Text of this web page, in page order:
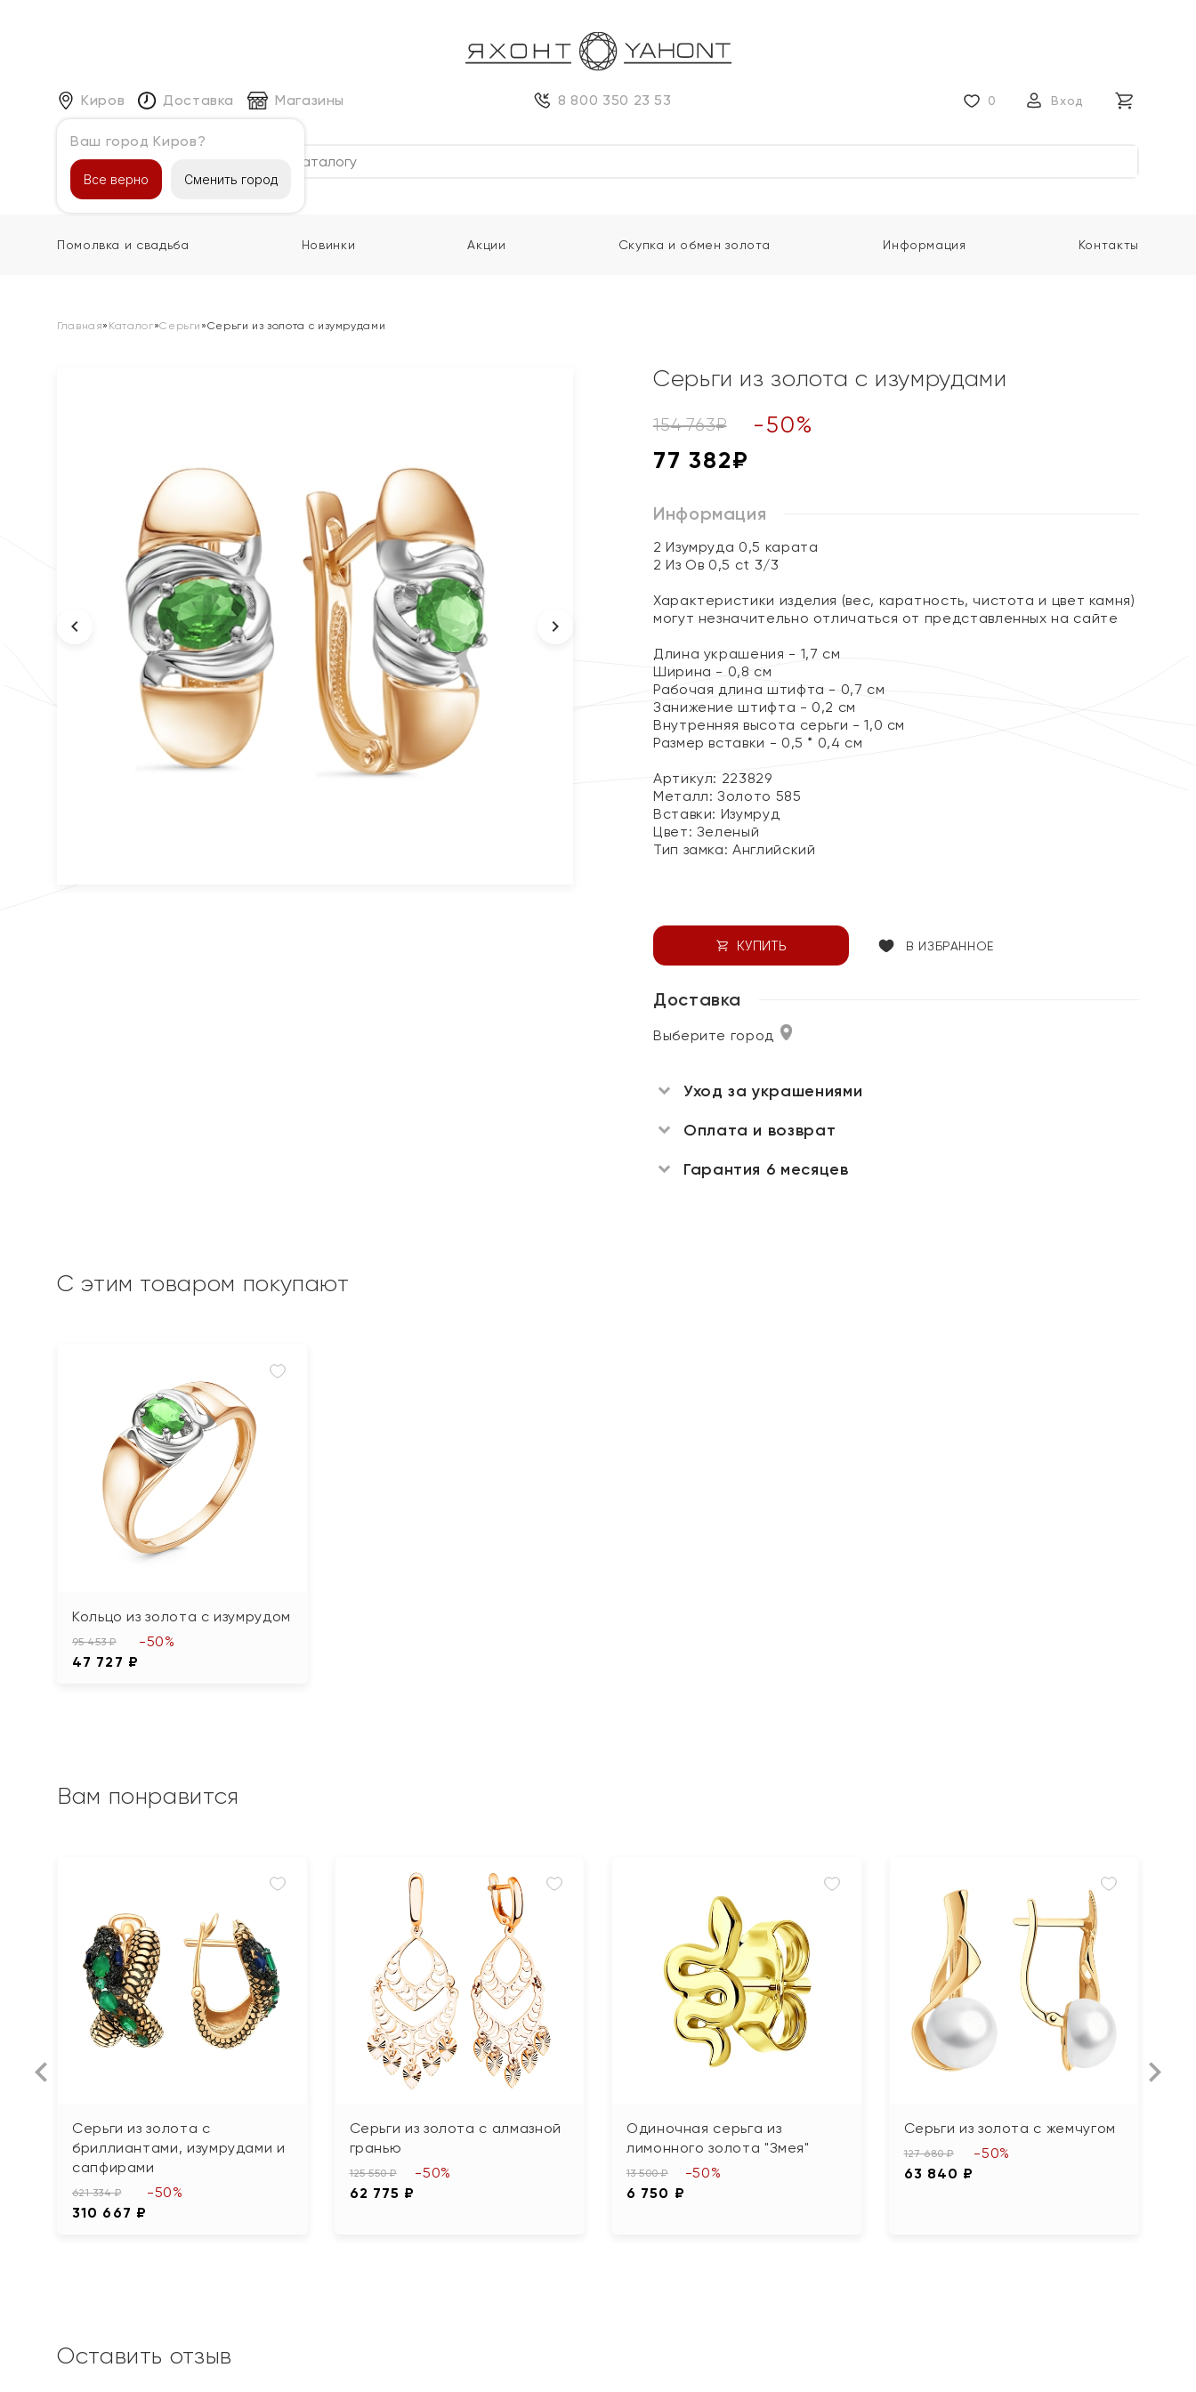
Киров
Ваш город Киров?
Все верно Сменить город
Доставка Магазины 8 800 350 23 53 0 Вход
Каталог
Помолвка и свадьба Новинки Акции Скупка и обмен золота Информация Контакты
Главная» Каталог»Серьги »Серьги из золота с изумрудами
Серьги из золота с изумрудами
154 763₽ -50%
77 382₽
Информация
2 Изумруда 0,5 карата
2 Из Ов 0,5 ct 3/3
Характеристики изделия (вес, каратность, чистота и цвет камня)
могут незначительно отличаться от представленных на сайте
Длина украшения - 1,7 см
Ширина - 0,8 см
Рабочая длина штифта - 0,7 см
Занижение штифта - 0,2 см
Внутренняя высота серьги - 1,0 см
Размер вставки - 0,5 * 0,4 см
Артикул: 223829
Металл:Золото 585
Вставки: Изумруд
Цвет: Зеленый
Тип замка:Английский
КУПИТЬ В ИЗБРАННОЕ
Доставка
Выберите город
Уход за украшениями
Оплата и возврат
Гарантия 6 месяцев
С этим товаром покупают
Кольцо из золота с изумрудом
95 453 ₽
47 727 ₽
-50%
Вам понравится
Серьги из золота с
бриллиантами, изумрудами и
сапфирами
621 334 ₽
310 667 ₽
-50%
Серьги из золота с алмазной
гранью
125 550 ₽
62 775 ₽
-50%
Одиночная серьга из
лимонного золота "Змея"
13 500 ₽
6 750 ₽
-50%
Серьги из золота с жемчугом
127 680 ₽
63 840 ₽
-50%
Оставить отзыв